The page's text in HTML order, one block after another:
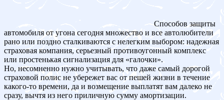
Способов защиты
автомобиля от угона сегодня множество и все автолюбители
рано или поздно сталкиваются с нелегким выбором: надежная
страховая компания, серьезный противоугонный комплекс
или простенькая сигнализация для «галочки».
Но, несомненно нужно учитывать, что даже самый дорогой
страховой полис не убережет вас от пешей жизни в течение
какого-то времени, да и возмещение выплатят вам далеко не
сразу, вычтя из него приличную сумму амортизации.